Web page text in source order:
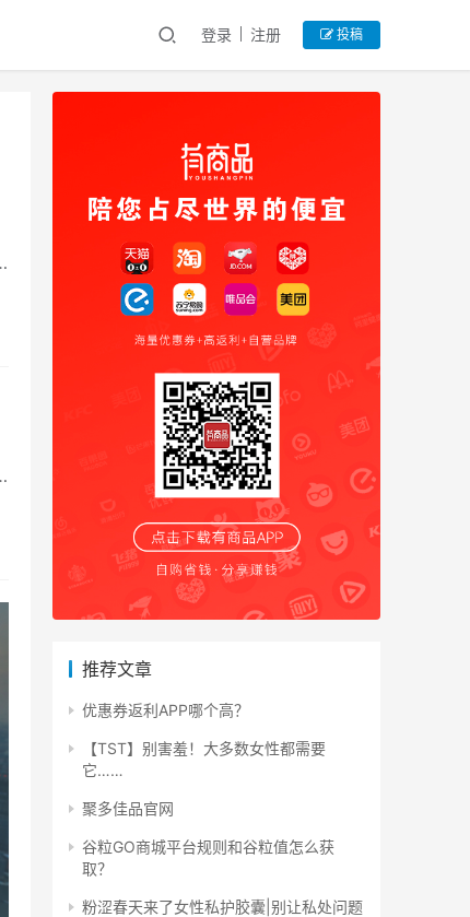
登录 注册 投稿
推荐文章
优惠券返利APP哪个高？
【TST】别害羞！大多数女性都需要
它……
聚多佳品官网
谷粒GO商城平台规则和谷粒值怎么获
取？
粉涩春天来了女性私护胶囊|别让私处问题